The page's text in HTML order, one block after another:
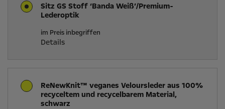
Sitz GS Stoff ‘Banda Weiß’/Premium-
Lederoptik
im Preis inbegriffen
Details
ReNewKnit™ veganes Veloursleder aus 100%
recyceltem und recycelbarem Material,
schwarz